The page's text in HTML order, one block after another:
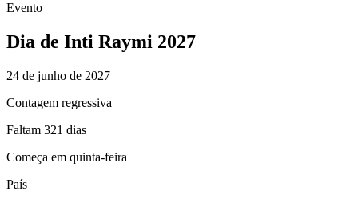
Evento
Dia de Inti Raymi 2027
24 de junho de 2027
Contagem regressiva
Faltam 321 dias
Começa em quinta-feira
País